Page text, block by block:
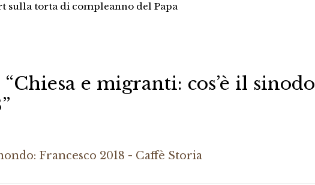
sulla torta di compleanno del Papa
e migranti: cos’è il sinodo
Francesco 2018 - Caffè Storia